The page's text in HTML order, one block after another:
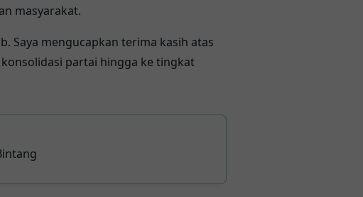
masyarakat.
Saya mengucapkan terima kasih atas
konsolidasi partai hingga ke tingkat